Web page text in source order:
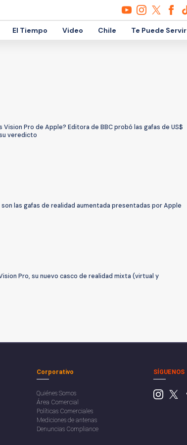
El Tiempo Video Chile Te Puede Servir
Vision Pro de Apple? Editora de BBC probó las gafas de US$
veredicto
las gafas de realidad aumentada presentadas por Apple
Pro, su nuevo casco de realidad mixta (virtual y
Corporativo
Quiénes Somos
Área Comercial
Políticas Comerciales
Mediciones de antenas
Denuncias Compliance
SÍGUENOS